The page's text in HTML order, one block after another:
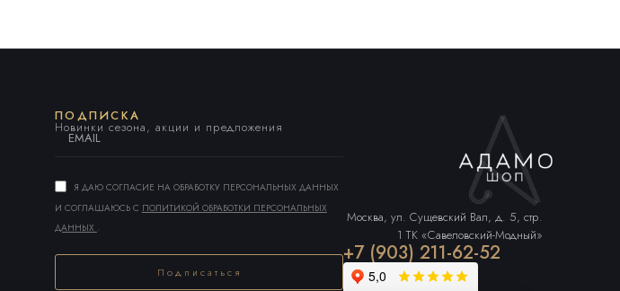
ПОДПИСКА
Новинки сезона, акции и предложения
Я ДАЮ СОГЛАСИЕ НА ОБРАБОТКУ ПЕРСОНАЛЬНЫХ ДАННЫХ
И СОГЛАШАЮСЬ С ПОЛИТИКОЙ ОБРАБОТКИ ПЕРСОНАЛЬНЫХ
ДАННЫХ .
Подписаться
Москва, ул. Сущевский Вал, д. 5, стр.
1 ТК «Савеловский-Модный»
+7 (903) 211-62-52